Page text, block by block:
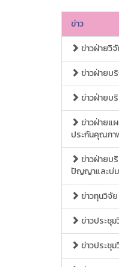
ข่าว
ข่าวฝ่ายวิ
ข่าวฝ่ายบ
ข่าวฝ่ายบ
ข่าวฝ่ายแ
ประกันคุณภา
ข่าวฝ่ายบ
ปัญญาและบ่ม
ข่าวทุนวิจัย
ข่าวประชุ
ข่าวประชุ